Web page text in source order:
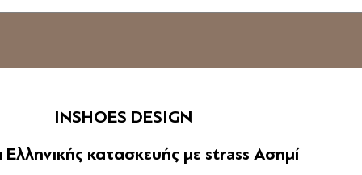
INSHOES DESIGN
Ελληνικής κατασκευής με strass Ασημί